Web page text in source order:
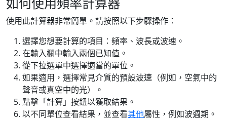
使用此計算器非常簡單。請按照以下步驟操作：
選擇您想要計算的項目：頻率、波長或波速。
在輸入欄中輸入兩個已知值。
從下拉選單中選擇適當的單位。
如果適用，選擇常見介質的預設波速（例如，空氣中的
聲音或真空中的光）。
點擊「計算」按鈕以獲取結果。
以不同單位查看結果，並查看其他屬性，例如波週期。